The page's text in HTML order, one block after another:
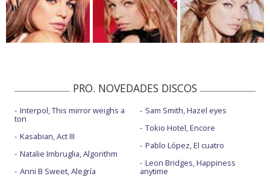
PRO. NOVEDADES DISCOS
Interpol, This mirror weighs a
ton
Kasabian, Act III
Natalie Imbruglia, Algorithm
Anni B Sweet, Alegría
Sam Smith, Hazel eyes
Tokio Hotel, Encore
Pablo López, El cuatro
Leon Bridges, Happiness
anytime